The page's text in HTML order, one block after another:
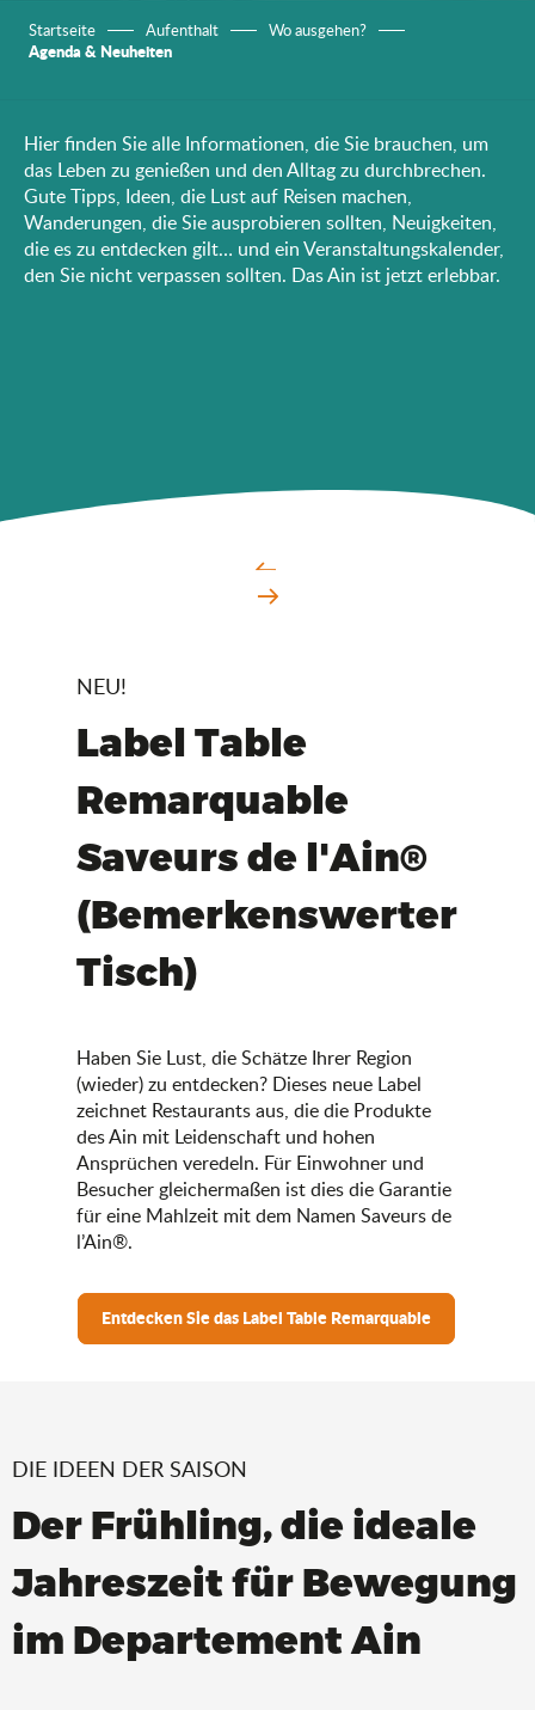
Startseite Aufenthalt Wo ausgehen?
Agenda & Neuheiten
Hier finden Sie alle Informationen, die Sie brauchen, um
das Leben zu genießen und den Alltag zu durchbrechen.
Gute Tipps, Ideen, die Lust auf Reisen machen,
Wanderungen, die Sie ausprobieren sollten, Neuigkeiten,
die es zu entdecken gilt… und ein Veranstaltungskalender,
den Sie nicht verpassen sollten. Das Ain ist jetzt erlebbar.
NEU!
Label Table
Remarquable
Saveurs de l'Ain®
(Bemerkenswerter
Tisch)
Haben Sie Lust, die Schätze Ihrer Region
(wieder) zu entdecken? Dieses neue Label
zeichnet Restaurants aus, die die Produkte
des Ain mit Leidenschaft und hohen
Ansprüchen veredeln. Für Einwohner und
Besucher gleichermaßen ist dies die Garantie
für eine Mahlzeit mit dem Namen Saveurs de
l’Ain®.
Entdecken Sie das Label Table Remarquable
DIE IDEEN DER SAISON
Der Frühling, die ideale
Jahreszeit für Bewegung
im Departement Ain